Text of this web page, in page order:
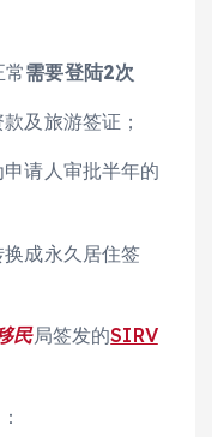
需要登陆2次
及旅游签证；
请人审批半年的
成永久居住签
民局签发的SIRV